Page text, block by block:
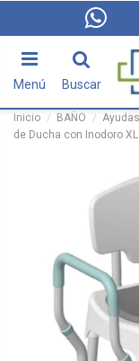
Menú Buscar
Inicio BAÑO
de Ducha con Inodoro